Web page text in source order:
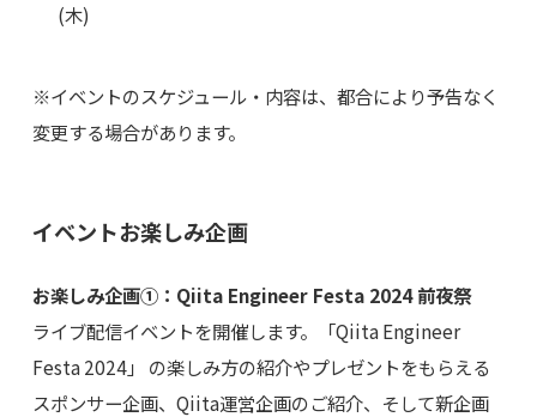
(木)
※イベントのスケジュール・内容は、都合により予告なく
変更する場合があります。
イベントお楽しみ企画
お楽しみ企画①：Qiita Engineer Festa 2024 前夜祭
ライブ配信イベントを開催します。「Qiita Engineer
Festa 2024」 の楽しみ方の紹介やプレゼントをもらえる
スポンサー企画、Qiita運営企画のご紹介、そして新企画